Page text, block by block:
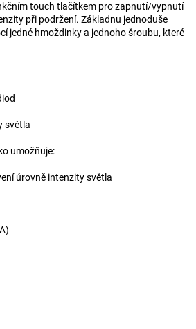
touch tlačítkem pro zapnutí/vypnutí
při podržení. Základnu jednoduše
jedné hmoždinky a jednoho šroubu, které
světla
umožňuje:
úrovně intenzity světla